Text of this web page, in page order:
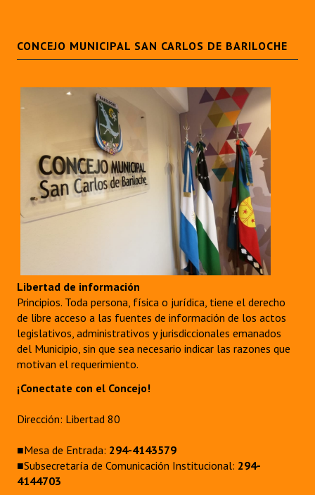
CONCEJO MUNICIPAL SAN CARLOS DE BARILOCHE
Libertad de información
Principios. Toda persona, física o jurídica, tiene el derecho
de libre acceso a las fuentes de información de los actos
legislativos, administrativos y jurisdiccionales emanados
del Municipio, sin que sea necesario indicar las razones que
motivan el requerimiento.
¡Conectate con el Concejo!
Dirección: Libertad 80
■Mesa de Entrada: 294-4143579
■Subsecretaría de Comunicación Institucional: 294-
4144703